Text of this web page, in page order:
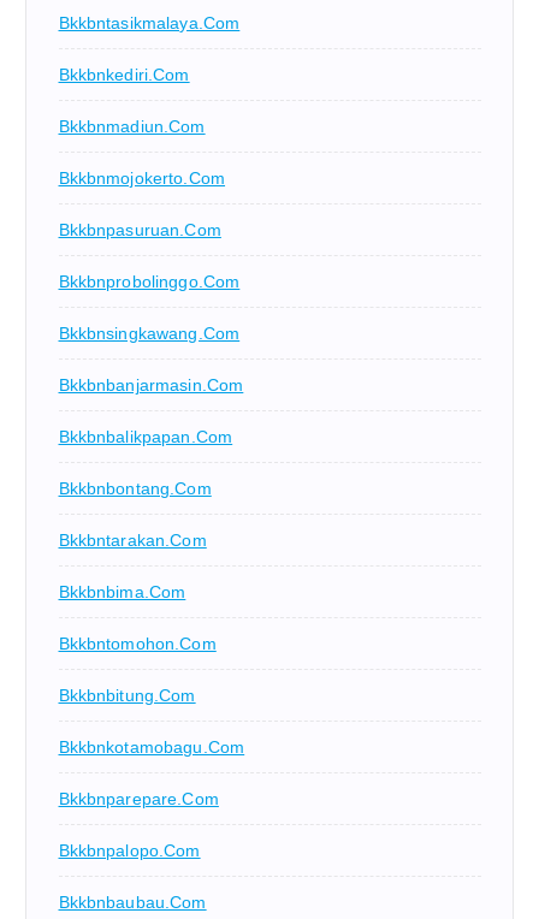
Bkkbntasikmalaya.com
Bkkbnkediri.com
Bkkbnmadiun.com
Bkkbnmojokerto.com
Bkkbnpasuruan.com
Bkkbnprobolinggo.com
Bkkbnsingkawang.com
Bkkbnbanjarmasin.com
Bkkbnbalikpapan.com
Bkkbnbontang.com
Bkkbntarakan.com
Bkkbnbima.com
Bkkbntomohon.com
Bkkbnbitung.com
Bkkbnkotamobagu.com
Bkkbnparepare.com
Bkkbnpalopo.com
Bkkbnbaubau.com